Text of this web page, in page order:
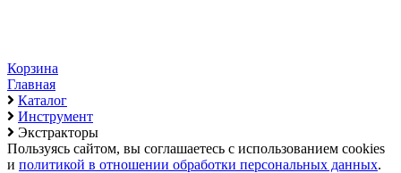
Корзина
Главная
Каталог
Инструмент
Экстракторы
Пользуясь сайтом, вы соглашаетесь с использованием cookies
и политикой в отношении обработки персональных данных.